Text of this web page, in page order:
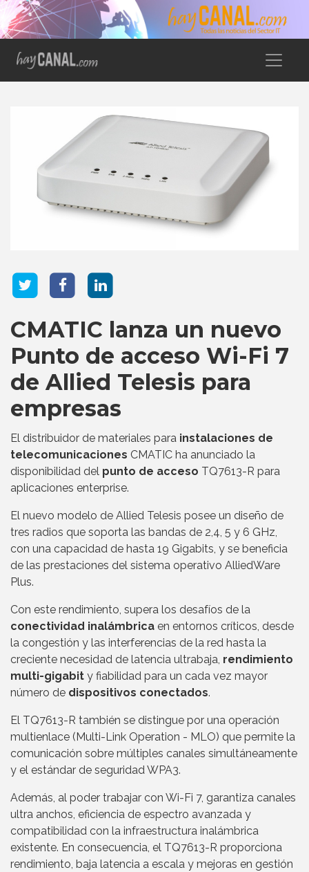
CMATIC lanza un nuevo
Punto de acceso Wi-Fi 7
de Allied Telesis para
empresas
El distribuidor de materiales para instalaciones de
telecomunicaciones CMATIC ha anunciado la
disponibilidad del punto de acceso TQ7613-R para
aplicaciones enterprise.
El nuevo modelo de Allied Telesis posee un diseño de
tres radios que soporta las bandas de 2,4, 5 y 6 GHz,
con una capacidad de hasta 19 Gigabits, y se beneficia
de las prestaciones del sistema operativo AlliedWare
Plus.
Con este rendimiento, supera los desafíos de la
conectividad inalámbrica en entornos críticos, desde
la congestión y las interferencias de la red hasta la
creciente necesidad de latencia ultrabaja, rendimiento
multi-gigabit y fiabilidad para un cada vez mayor
número de dispositivos conectados.
El TQ7613-R también se distingue por una operación
multienlace (Multi-Link Operation - MLO) que permite la
comunicación sobre múltiples canales simultáneamente
y el estándar de seguridad WPA3.
Además, al poder trabajar con Wi-Fi 7, garantiza canales
ultra anchos, eficiencia de espectro avanzada y
compatibilidad con la infraestructura inalámbrica
existente. En consecuencia, el TQ7613-R proporciona
rendimiento, baja latencia a escala y mejoras en gestión